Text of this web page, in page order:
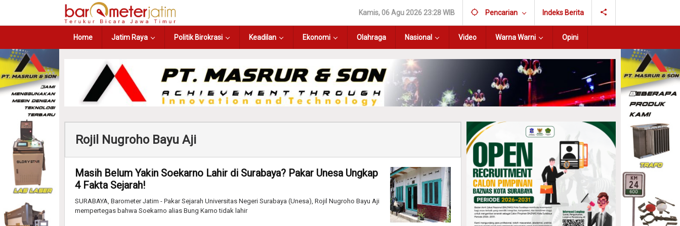
Kamis, 06 Agu 2026 23:28 WIB Pencarian Indeks Berita
Home Jatim Raya Politik Birokrasi Keadilan Ekonomi Olahraga Nasional Video Warna Warni Opini
Rojil Nugroho Bayu Aji
Masih Belum Yakin Soekarno Lahir di Surabaya? Pakar Unesa Ungkap
4 Fakta Sejarah!
SURABAYA, Barometer Jatim - Pakar Sejarah Universitas Negeri Surabaya (Unesa), Rojil Nugroho Bayu Aji
mempertegas bahwa Soekarno alias Bung Karno tidak lahir